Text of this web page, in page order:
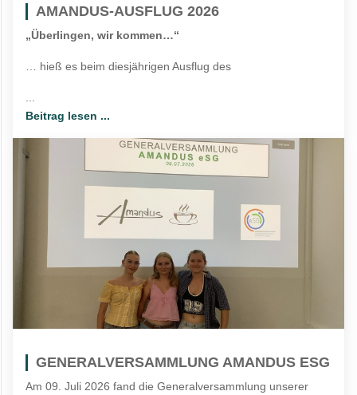
AMANDUS-AUSFLUG 2026
„Überlingen, wir kommen…“
… hieß es beim diesjährigen Ausflug des
Beitrag lesen ...
GENERALVERSAMMLUNG AMANDUS ESG
Am 09. Juli 2026 fand die Generalversammlung unserer